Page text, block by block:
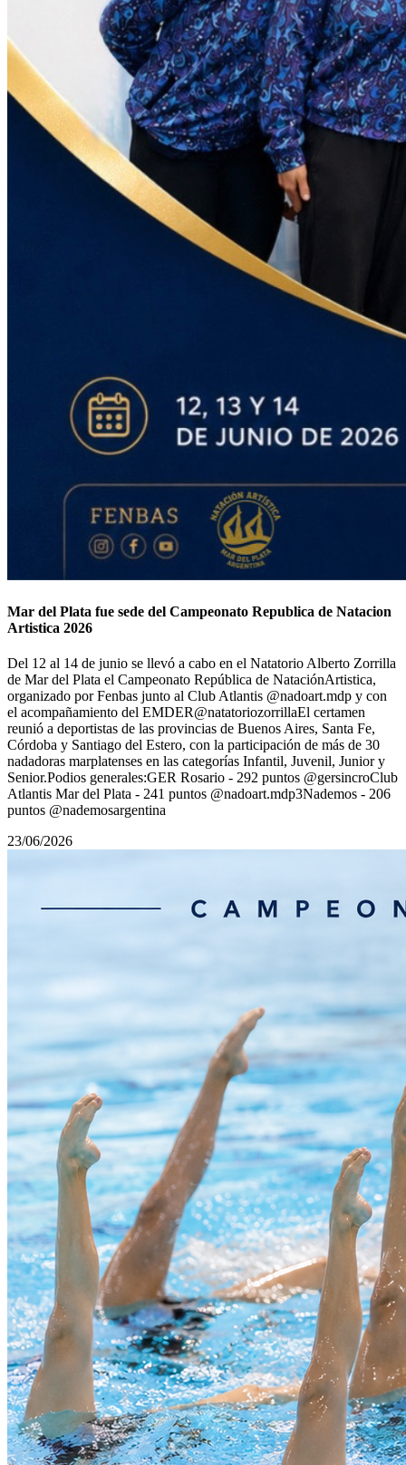
Mar del Plata fue sede del Campeonato Republica de Natacion
Artistica 2026
Del 12 al 14 de junio se llevó a cabo en el Natatorio Alberto Zorrilla
de Mar del Plata el Campeonato República de NataciónArtistica,
organizado por Fenbas junto al Club Atlantis @nadoart.mdp y con
el acompañamiento del EMDER@natatoriozorrillaEl certamen
reunió a deportistas de las provincias de Buenos Aires, Santa Fe,
Córdoba y Santiago del Estero, con la participación de más de 30
nadadoras marplatenses en las categorías Infantil, Juvenil, Junior y
Senior.Podios generales:GER Rosario - 292 puntos @gersincroClub
Atlantis Mar del Plata - 241 puntos @nadoart.mdp3Nademos - 206
puntos @nademosargentina
23/06/2026